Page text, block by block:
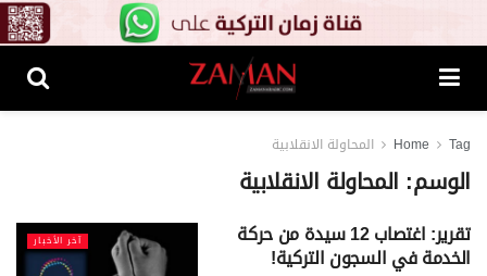
Home Tag المحاولة الانقلابية
الوسم: المحاولة الانقلابية
آخر الأخبار تقرير: اغتصاب 12 سيدة من حركة
الخدمة في السجون التركية!